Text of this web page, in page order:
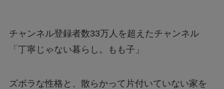
チャンネル登録者数33万人を超えたチャンネル
「丁寧じゃない暮らし。もも子」
ズボラな性格と、散らかって片付いていない家を